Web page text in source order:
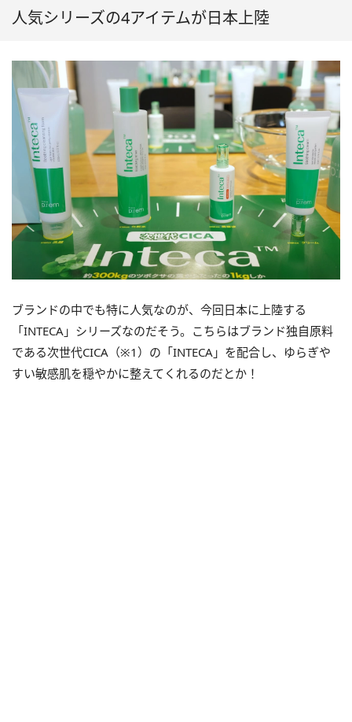
人気シリーズの4アイテムが日本上陸
ブランドの中でも特に人気なのが、今回日本に上陸する
「INTECA」シリーズなのだそう。こちらはブランド独自原料
である次世代CICA（※1）の「INTECA」を配合し、ゆらぎや
すい敏感肌を穏やかに整えてくれるのだとか！